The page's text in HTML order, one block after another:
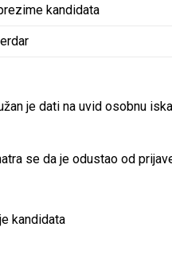
kandidata
je dati na uvid osobnu
se da je odustao od
kandidata